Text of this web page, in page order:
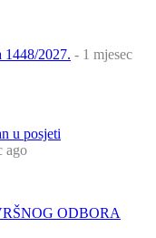
1448/2027. - 1 mjesec
u posjeti
ago
ODBORA